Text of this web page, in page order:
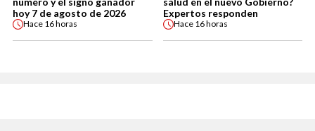
hoy 7 de agosto de 2026
Hace 16 horas
Expertos responden
Hace 16 horas